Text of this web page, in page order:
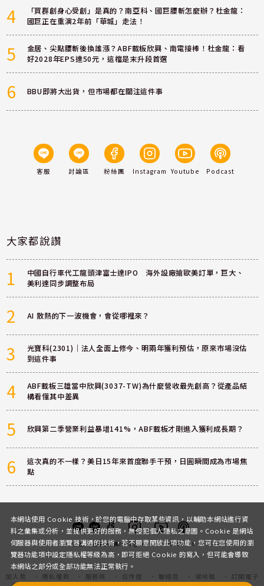
4
「買群創身心受創」是真的？南亞科、國巨腰斬怎麼辦？杜金龍：
國巨正在重演2年前「華城」走法！
5
金居、尖點腰斬後換誰漲？ABF載板欣興、南電接棒！杜金龍：看
好2028年EPS達50元，這檔是末升段首選
6 BBU即將大出貨，但市場都在關注這件事
客服 討論區 粉絲團 Instagram Youtube Podcast
大家都說讚
1
中國自行車代工龍頭津富士達IPO 海外設廠搶歐美訂單，巨大、
美利達同步調整布局
2 AI 散熱的下一波機會，會從哪裡來？
3
光寶科(2301)｜法人全面上修今、明兩年獲利預估，原來市場沒估
到這件事
4
ABF載板三雄當中欣興(3037-TW)為什麼營收最先創高？從產品結
構看懂其中差異
5 欣興第二季營業利益暴增141%，ABF載板才剛進入獲利成長期？
6
這次真的不一樣？美日15年來首度聯手干預，日圓瞬間成為市場焦
點
客服 討論區粉絲團InstagramYoutubePodcast
加入我
隱私權政
服務條
合作提
聯絡我
場地租
訂閱電子
本網站使用 Cookie 技術，於您的電腦中存取某些資訊，以輔助本網站進行資
料之彙集或分析，並提供更好的服務，無侵犯個人隱私之意圖。Cookie 是網站
伺服器與使用者瀏覽器溝通的技術，若不願意開放此項功能，您可在您使用的瀏
覽器功能項中設定隱私權等級為高，即可拒絕 Cookie 的寫入，但可能會導致
本網站之部分或全部功能無法正常執行。